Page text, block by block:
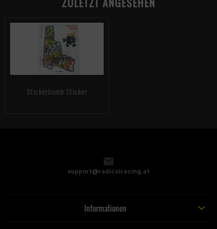
ZULETZT ANGESEHEN
Stickerbomb Sticker
support@radicalracing.at
Informationen